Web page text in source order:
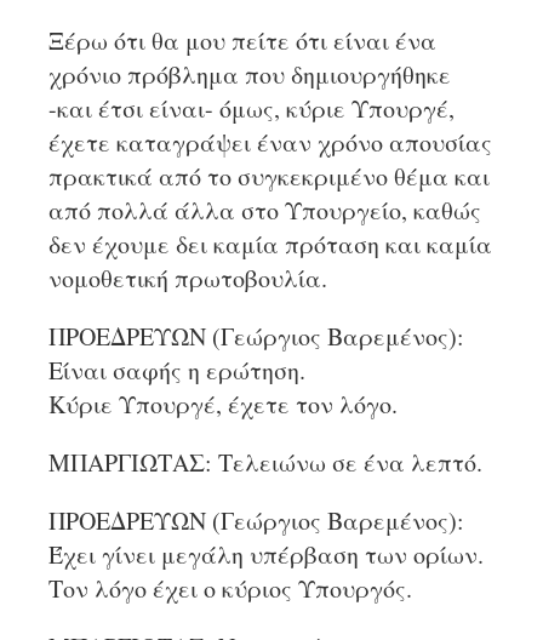
Ξέρω ότι θα μου πείτε ότι είναι ένα
χρόνιο πρόβλημα που δημιουργήθηκε
-και έτσι είναι- όμως, κύριε Υπουργέ,
έχετε καταγράψει έναν χρόνο απουσίας
πρακτικά από το συγκεκριμένο θέμα και
από πολλά άλλα στο Υπουργείο, καθώς
δεν έχουμε δει καμία πρόταση και καμία
νομοθετική πρωτοβουλία.
ΠΡΟΕΔΡΕΥΩΝ (Γεώργιος Βαρεμένος):
Είναι σαφής η ερώτηση.
Κύριε Υπουργέ, έχετε τον λόγο.
ΜΠΑΡΓΙΩΤΑΣ: Τελειώνω σε ένα λεπτό.
ΠΡΟΕΔΡΕΥΩΝ (Γεώργιος Βαρεμένος):
Έχει γίνει μεγάλη υπέρβαση των ορίων.
Τον λόγο έχει ο κύριος Υπουργός.